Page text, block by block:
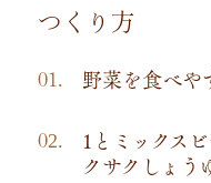
つくり方
野菜を食べや
1とミックス
クサクしょう